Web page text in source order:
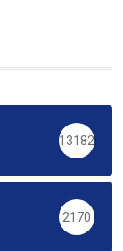
13182
2170